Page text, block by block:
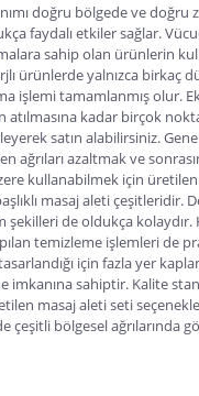
doğru bölgede ve doğru
faydalı etkiler sağlar.
sahip olan ürünlerin
ürünlerde yalnızca birkaç
işlemi tamamlanmış olur.
atılmasına kadar birçok
satın alabilirsiniz.
ağrıları azaltmak ve
kullanabilmek için
masaj aleti çeşitleridir.
şekilleri de oldukça kolaydır.
temizleme işlemleri de
için fazla yer
imkanına sahiptir. Kalite
masaj aleti seti s
çeşitli bölgesel ağrılarında